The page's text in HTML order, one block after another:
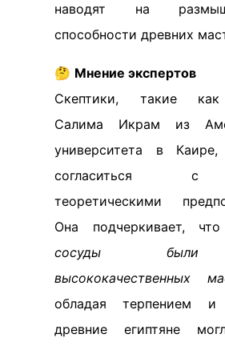
наводят на
способности древних
🤔 Мнение экспертов
Скептики, такие как
Салима Икрам из
университета в
согласиться с
теоретическими
Она подчеркивает,
сосуды были
высококачественных
обладая терпением и
древние египтяне